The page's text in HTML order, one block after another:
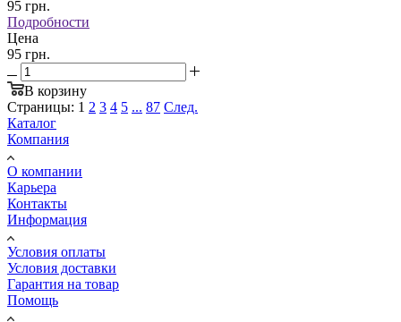
95 грн.
Подробности
Цена
95 грн.
В корзину
Страницы: 1 2 3 4 5 ... 87 След.
Каталог
Компания
О компании
Карьера
Контакты
Информация
Условия оплаты
Условия доставки
Гарантия на товар
Помощь